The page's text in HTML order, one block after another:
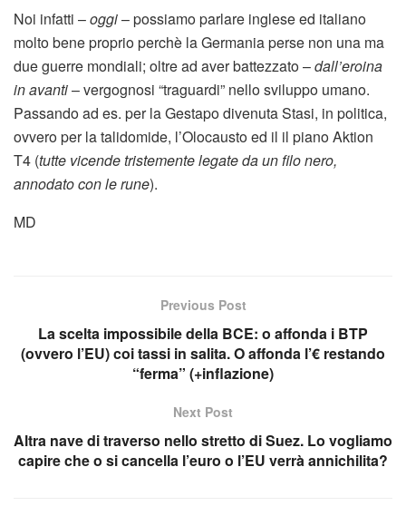
Noi infatti –oggi– possiamo parlare inglese ed italiano
molto bene proprio perchè la Germania perse non una ma
due guerre mondiali; oltre ad aver battezzato –dall’eroina
in avanti– vergognosi “traguardi” nello sviluppo umano.
Passando ad es. per la Gestapo divenuta Stasi, in politica,
ovvero per la talidomide, l’Olocausto ed il il piano Aktion
T4 (tutte vicende tristemente legate da un filo nero,
annodato con le rune).
MD
Previous Post
La scelta impossibile della BCE: o affonda i BTP
(ovvero l’EU) coi tassi in salita. O affonda l’€ restando
“ferma” (+inflazione)
Next Post
Altra nave di traverso nello stretto di Suez. Lo vogliamo
capire che o si cancella l’euro o l’EU verrà annichilita?